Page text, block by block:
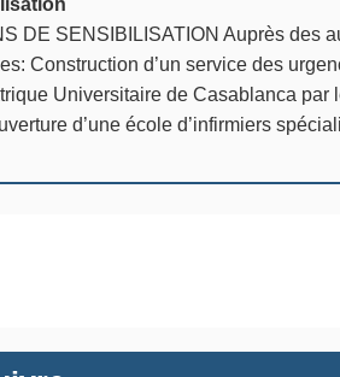
DE SENSIBILISATION Auprès des
Construction d’un service des
Universitaire de Casablanca par
d’une école d’infirmiers